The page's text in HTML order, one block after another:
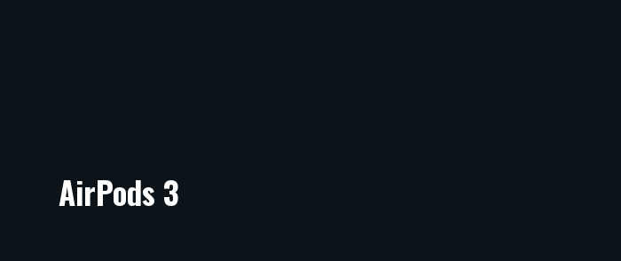
AirPods 3